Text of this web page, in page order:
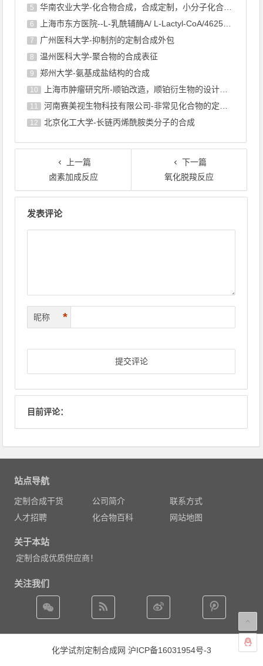
5 华南农业大学-化合物合成，合成定制，小分子化合物的订购
6 上海市东方医院--L-乳酰辅酶A/ L-Lactyl-CoA/4625-32-5/1926 ...
7 广州医科大学-抑制剂的定制合成外包
8 温州医科大学-聚合物的合成表征
9 郑州大学-氨基成盐结构的合成
10 上海巿肿瘤研究所-顺铂改造，顺铂衍生物的设计合成
11 河南赛美视生物科技有限公司-非常见化合物的定制合成，工艺研发
12 北京化工大学-长链丙烯酰胺类分子的合成
上一篇
卤素加成反应
下一篇
氧化脱羧反应
发表评论
昵称 *
目前评论：
站点导航
定制合成干货 公司简介
联系方式
人才招聘
化合物百科 网站地图
关于本站
定制合成优质供应商！
关注我们
化学试剂定制合成网 沪ICP备16031954号-3